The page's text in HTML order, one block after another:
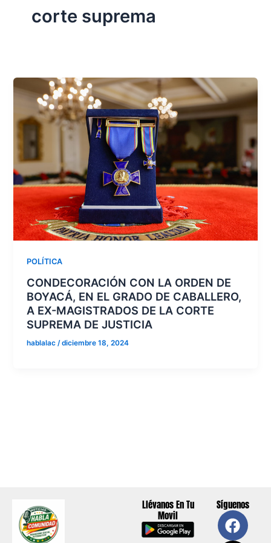
corte suprema
POLÍTICA
CONDECORACIÓN CON LA ORDEN DE
BOYACÁ, EN EL GRADO DE CABALLERO,
A EX-MAGISTRADOS DE LA CORTE
SUPREMA DE JUSTICIA
hablalac /diciembre 18, 2024
Llévanos En Tu
Movil
Síguenos
F
a
X
-
Y
o
I
n